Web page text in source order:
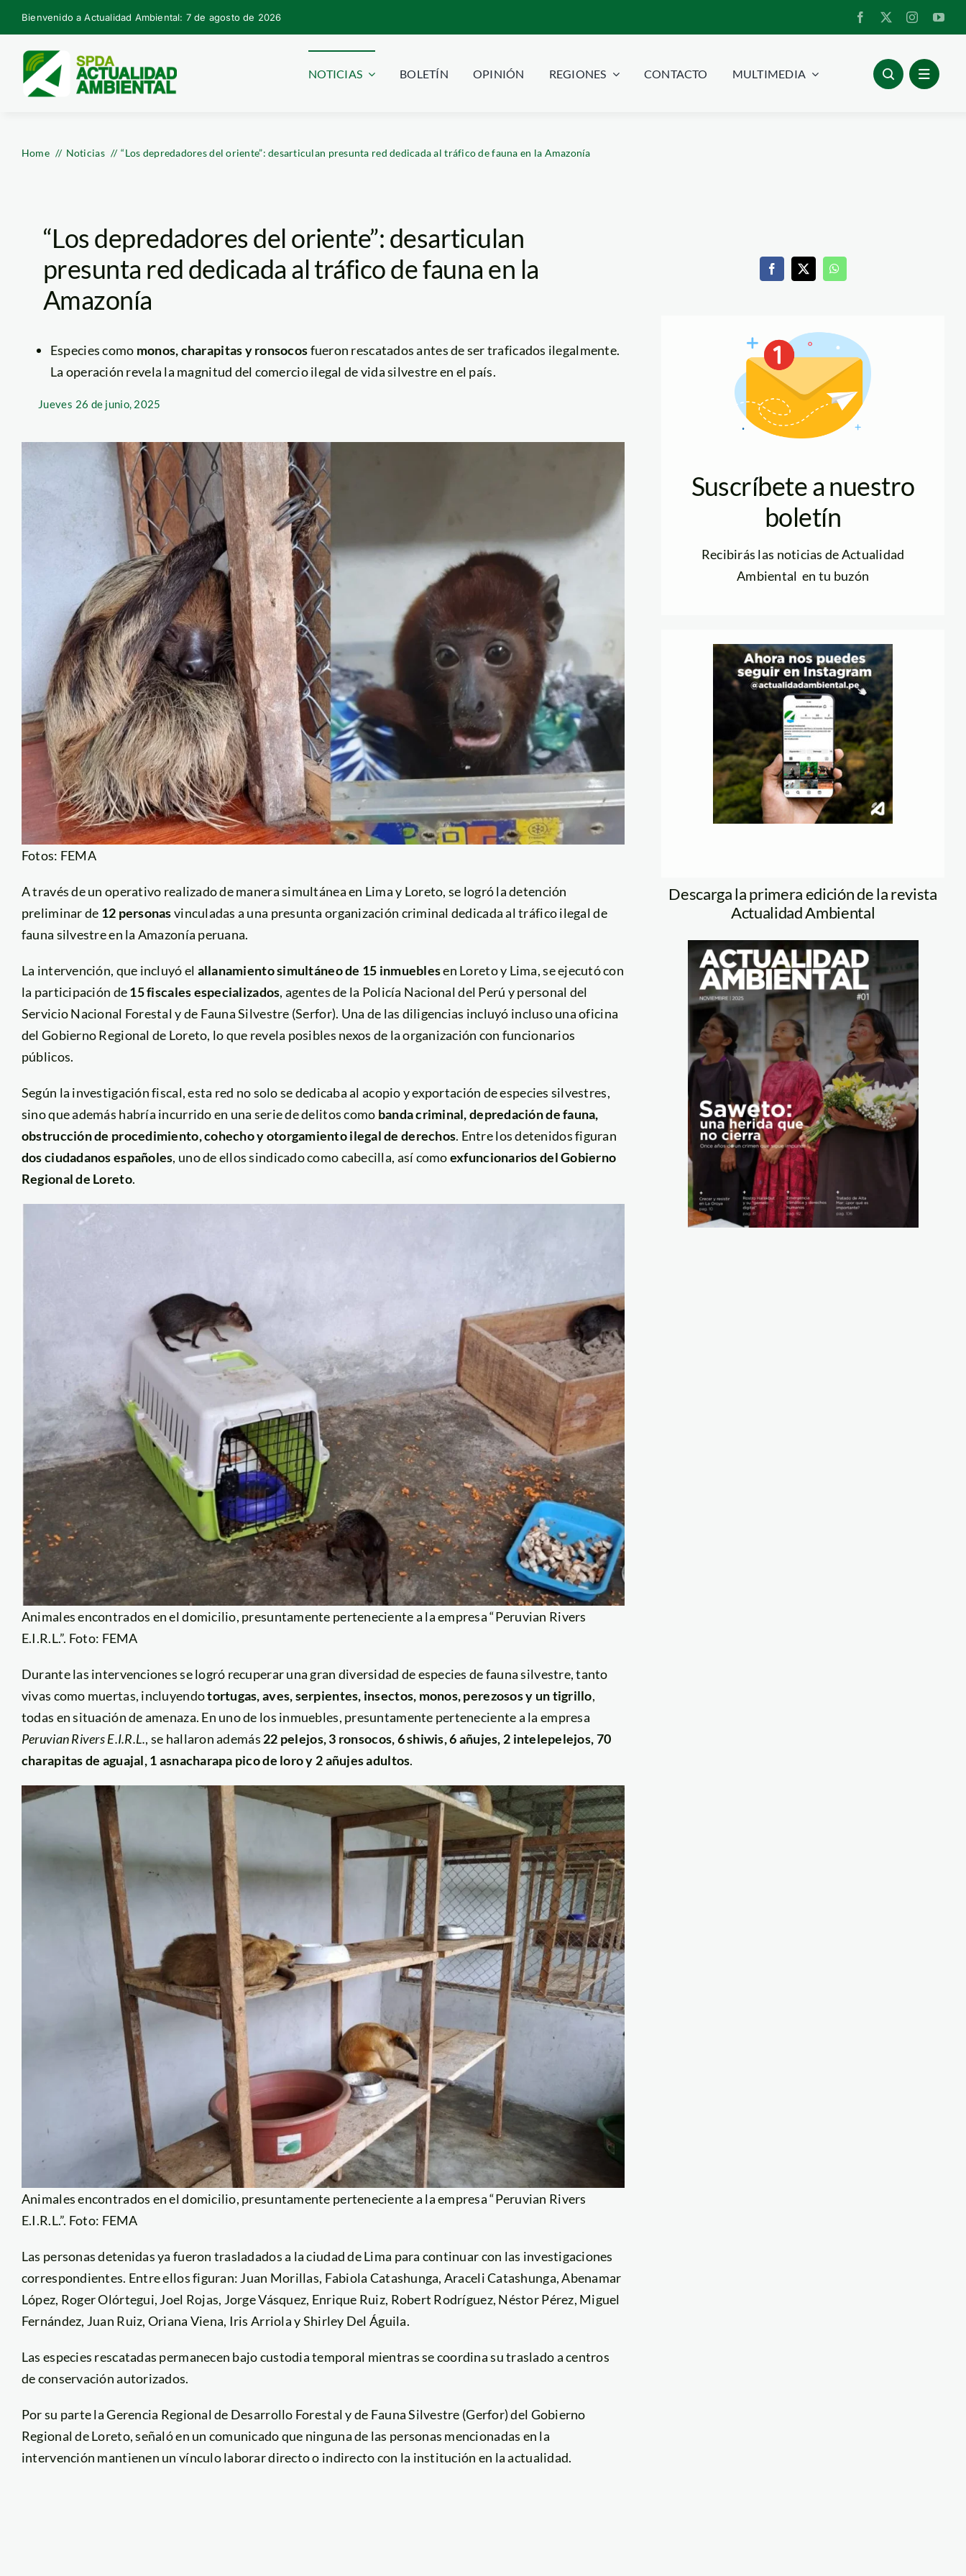
Skip
to
content
Bienvenido a Actualidad Ambiental: 7 de agosto de 2026
NOTICIAS BOLETÍN OPINIÓN REGIONES CONTACTO MULTIMEDIA
Home Noticias “Los depredadores del oriente”: desarticulan presunta red dedicada al tráfico de fauna en la Amazonía
“Los depredadores del oriente”: desarticulan
presunta red dedicada al tráfico de fauna en la
Amazonía
Especies como monos, charapitas y ronsocosfueron rescatados antes de ser traficados ilegalmente.
La operación revela la magnitud del comercio ilegal de vida silvestre en el país.
Jueves 26 de junio, 2025
Fotos: FEMA
A través de un operativo realizado de manera simultánea en Lima y Loreto, se logró la detención
preliminar de 12 personasvinculadas a una presunta organización criminal dedicada al tráfico ilegal de
fauna silvestre en la Amazonía peruana.
La intervención, que incluyó el allanamiento simultáneo de 15 inmueblesen Loreto y Lima, se ejecutó con
la participación de15 fiscales especializados, agentes de la Policía Nacional del Perú y personal del
Servicio Nacional Forestal y de Fauna Silvestre (Serfor). Una de las diligencias incluyó incluso una oficina
del Gobierno Regional de Loreto, lo que revela posibles nexos de la organización con funcionarios
públicos.
Según la investigación fiscal, esta red no solo se dedicaba al acopio y exportación de especies silvestres,
sino que además habría incurrido en una serie de delitos como banda criminal, depredación de fauna,
obstrucción de procedimiento, cohecho y otorgamiento ilegal de derechos. Entre los detenidos figuran
dos ciudadanos españoles, uno de ellos sindicado como cabecilla, así comoexfuncionarios del Gobierno
Regional de Loreto.
Animales encontrados en el domicilio, presuntamente perteneciente a la empresa “Peruvian Rivers
E.I.R.L.”. Foto: FEMA
Durante las intervenciones se logró recuperar una gran diversidad de especies de fauna silvestre, tanto
vivas como muertas, incluyendotortugas, aves, serpientes, insectos, monos, perezosos y un tigrillo,
todas en situación de amenaza. En uno de los inmuebles, presuntamente perteneciente a la empresa
Peruvian Rivers E.I.R.L., se hallaron además 22 pelejos, 3 ronsocos, 6 shiwis, 6 añujes, 2 intelepelejos, 70
charapitas de aguajal, 1 asnacharapa pico de loro y 2 añujes adultos.
Animales encontrados en el domicilio, presuntamente perteneciente a la empresa “Peruvian Rivers
E.I.R.L.”. Foto: FEMA
Las personas detenidas ya fueron trasladados a la ciudad de Lima para continuar con las investigaciones
correspondientes. Entre ellos figuran: Juan Morillas, Fabiola Catashunga, Araceli Catashunga, Abenamar
López, Roger Olórtegui, Joel Rojas, Jorge Vásquez, Enrique Ruiz, Robert Rodríguez, Néstor Pérez, Miguel
Fernández, Juan Ruiz, Oriana Viena, Iris Arriola y Shirley Del Águila.
Las especies rescatadas permanecen bajo custodia temporal mientras se coordina su traslado a centros
de conservación autorizados.
Por su parte la Gerencia Regional de Desarrollo Forestal y de Fauna Silvestre (Gerfor) del Gobierno
Regional de Loreto, señaló en un comunicado que ninguna de las personas mencionadas en la
intervención mantienen un vínculo laborar directo o indirecto con la institución en la actualidad.
Suscríbete a nuestro
boletín
Recibirás las noticias de Actualidad
Ambiental en tu buzón
Descarga la primera edición de la revista
Actualidad Ambiental